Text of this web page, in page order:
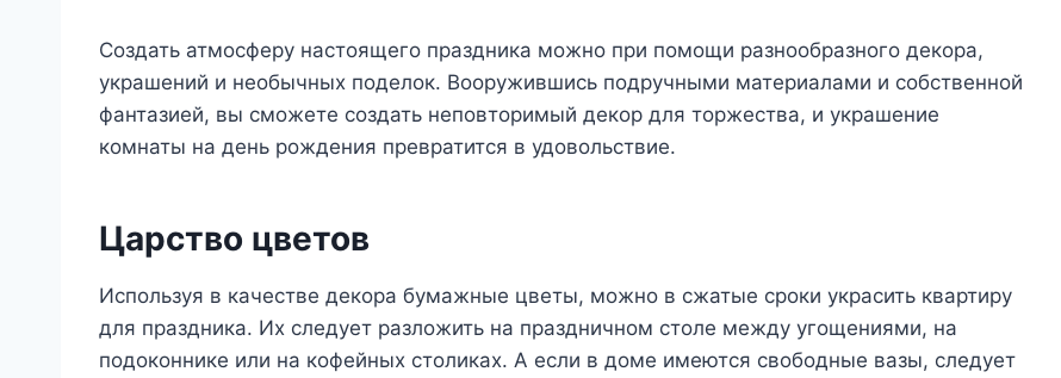
Создать атмосферу настоящего праздника можно при помощи разнообразного декора,
украшений и необычных поделок. Вооружившись подручными материалами и собственной
фантазией, вы сможете создать неповторимый декор для торжества, и украшение
комнаты на день рождения превратится в удовольствие.
Царство цветов
Используя в качестве декора бумажные цветы, можно в сжатые сроки украсить квартиру
для праздника. Их следует разложить на праздничном столе между угощениями, на
подоконнике или на кофейных столиках. А если в доме имеются свободные вазы, следует